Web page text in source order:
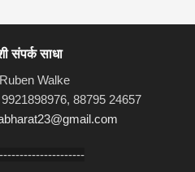
संपर्क साधा
Ruben Walke
88795 24657